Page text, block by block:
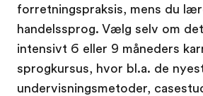
forretningspraksis, mens du
handelssprog. Vælg selv om
intensivt 6 eller 9 måneders
sprogkursus, hvor bl.a. de
undervisningsmetoder,